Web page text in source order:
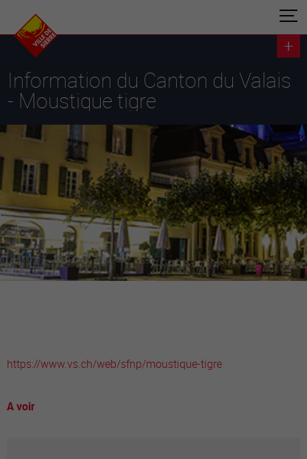
Information du Canton du Valais
- Moustique tigre
https://www.vs.ch/web/sfnp/moustique-tigre
A voir